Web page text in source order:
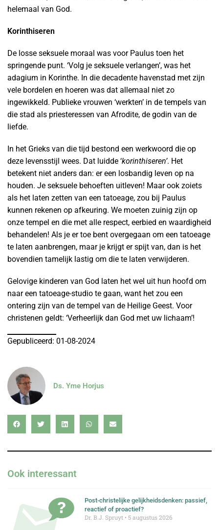
helemaal van God.
Korinthiseren
De losse seksuele moraal was voor Paulus toen het
springende punt. ‘Volg je seksuele verlangen’, was het
adagium in Korinthe. In die decadente havenstad met zijn
vele bordelen en hoeren was dat allemaal niet zo
ingewikkeld. Publieke vrouwen ‘werkten’ in de tempels van
die stad als priesteressen van Afrodite, de godin van de
liefde.
In het Grieks van die tijd bestond een werkwoord die op
deze levensstijl wees. Dat luidde ‘korinthiseren’. Het
betekent niet anders dan: er een losbandig leven op na
houden. Je seksuele behoeften uitleven! Maar ook zoiets
als het laten zetten van een tatoeage, zou bij Paulus
kunnen rekenen op afkeuring. We moeten zuinig zijn op
onze tempel en die met alle respect, eerbied en waardigheid
behandelen! Als je er toe bent overgegaan om een tatoeage
te laten aanbrengen, maar je krijgt er spijt van, dan is het
bovendien tamelijk lastig om die te laten verwijderen.
Gelovige kinderen van God laten het wel uit hun hoofd om
naar een tatoeage-studio te gaan, want het zou een
ontering zijn van de tempel van de Heilige Geest. Voor
christenen geldt: ‘Verheerlijk dan God met uw lichaam’!
Gepubliceerd: 01-08-2024
Ds. Yme Horjus
Ook interessant
Post-christelijke gelijkheidsdenken: passief,
reactief of proactief?
Dr. B.J. Spruyt 5 augustus 2026